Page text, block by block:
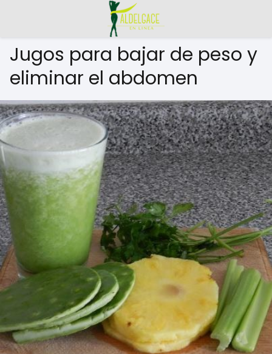
Jugos para bajar de peso y
eliminar el abdomen